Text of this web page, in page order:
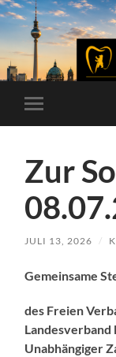
Mobile-
Menü
Zur
JULI 13, 2026 /
Gemeinsame
des Freien
Landesverband
Unabhängiger